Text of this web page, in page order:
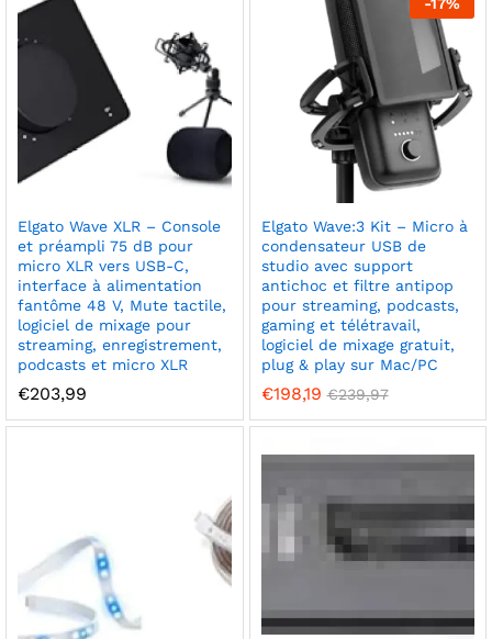
Elgato Wave XLR – Console
et préampli 75 dB pour
micro XLR vers USB-C,
interface à alimentation
fantôme 48 V, Mute tactile,
logiciel de mixage pour
streaming, enregistrement,
podcasts et micro XLR
€203,99
Elgato Wave:3 Kit – Micro à
condensateur USB de
studio avec support
antichoc et filtre antipop
pour streaming, podcasts,
gaming et télétravail,
logiciel de mixage gratuit,
plug & play sur Mac/PC
€198,19 €239,97